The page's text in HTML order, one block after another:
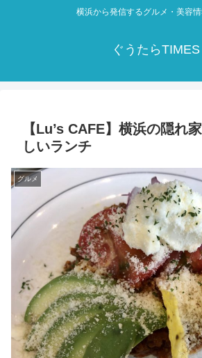
横浜から発信するグルメ・美容情
ぐうたらTIMES
【Lu’s CAFE】横浜の隠れ
しいランチ
グルメ